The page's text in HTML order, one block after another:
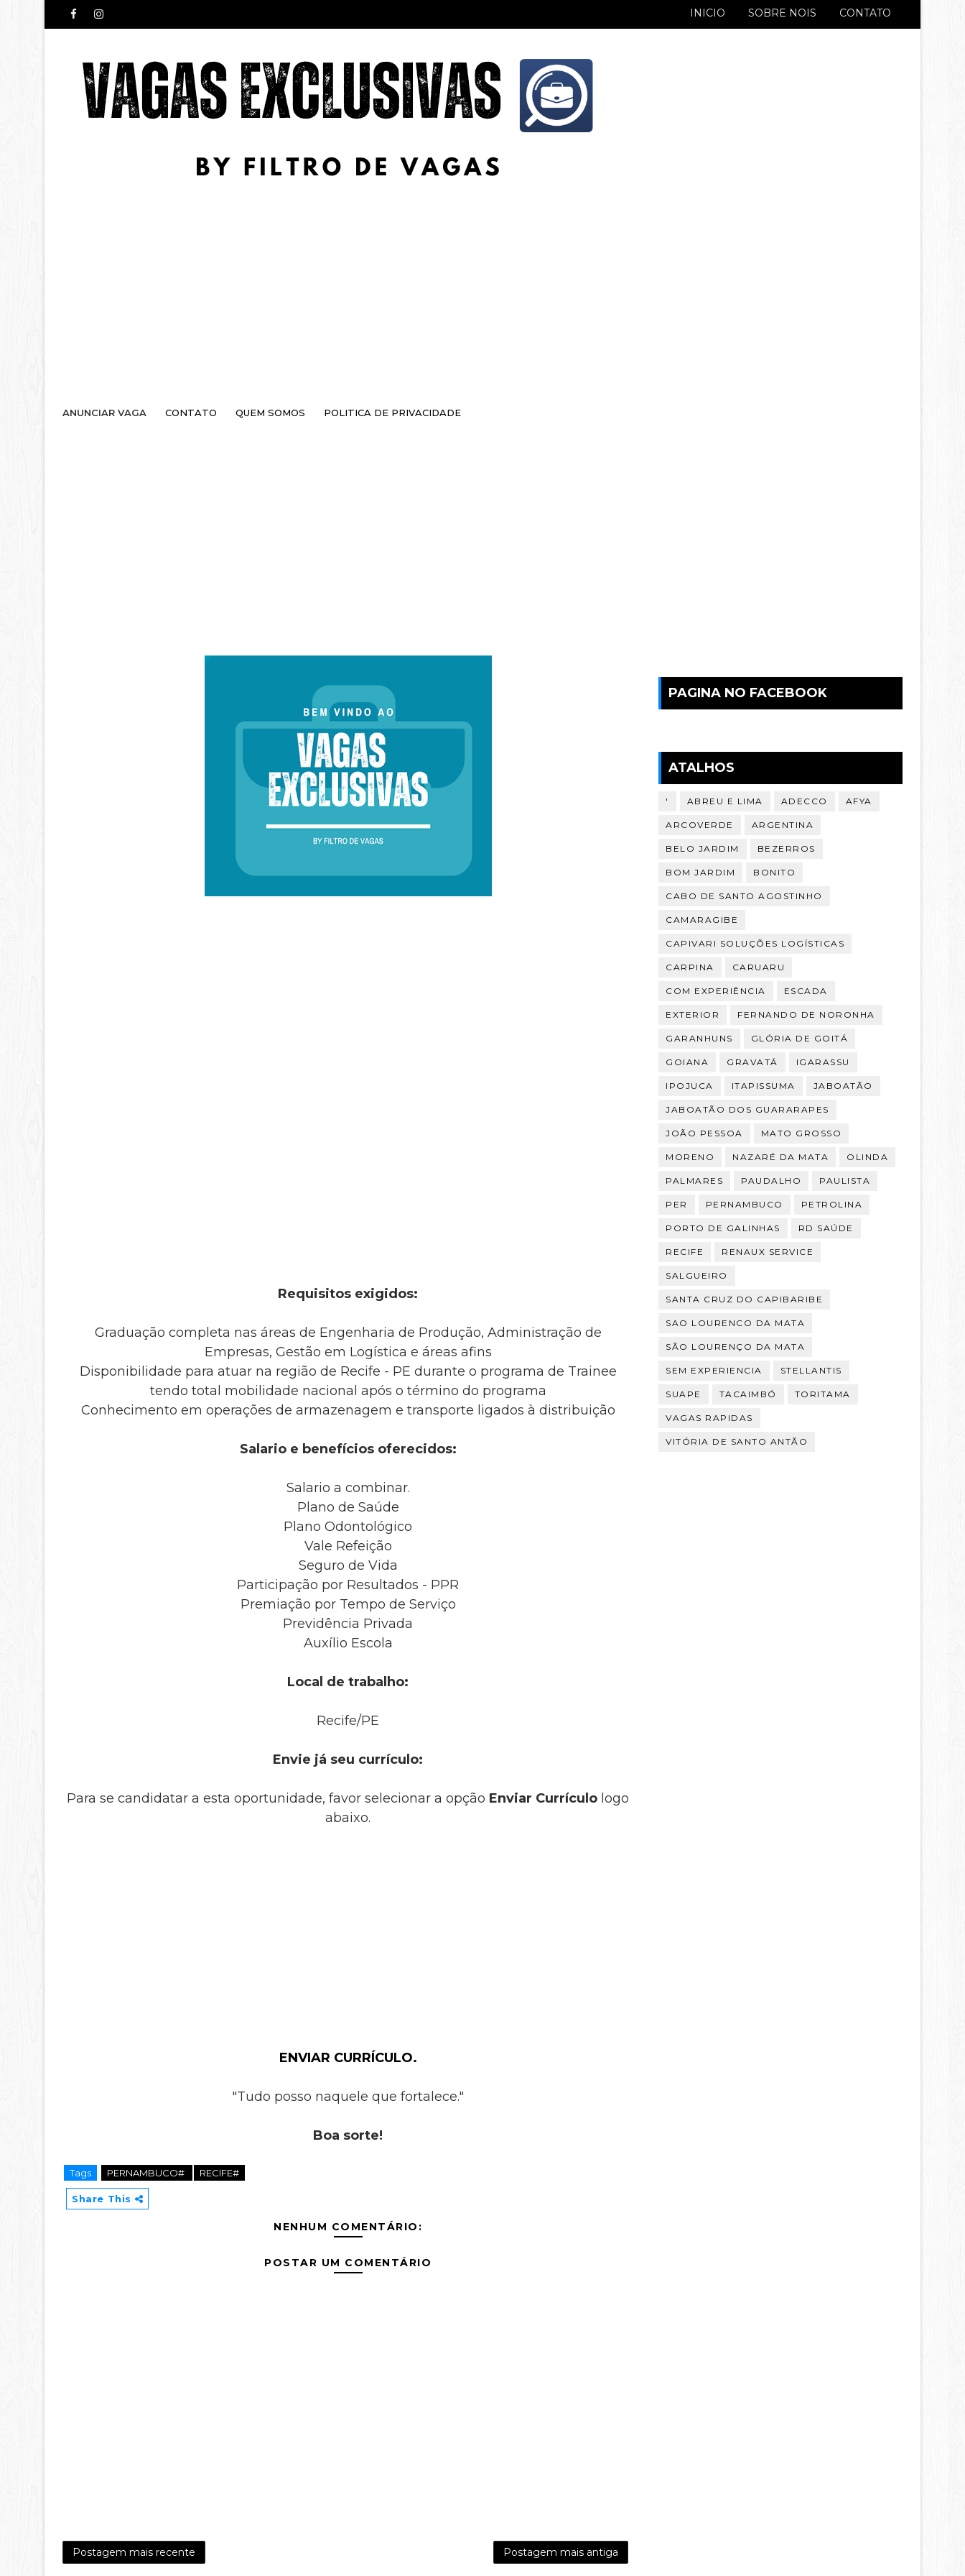
INICIO SOBRE NOIS CONTATO
ANUNCIAR VAGA CONTATO QUEM SOMOS POLITICA DE PRIVACIDADE
Requisitos exigidos:
Graduação completa nas áreas de Engenharia de Produção, Administração de
Empresas, Gestão em Logística e áreas afins
Disponibilidade para atuar na região de Recife - PE durante o programa de Trainee
tendo total mobilidade nacional após o término do programa
Conhecimento em operações de armazenagem e transporte ligados à distribuição
Salario e benefícios oferecidos:
Salario a combinar.
Plano de Saúde
Plano Odontológico
Vale Refeição
Seguro de Vida
Participação por Resultados - PPR
Premiação por Tempo de Serviço
Previdência Privada
Auxílio Escola
Local de trabalho:
Recife/PE
Envie já seu currículo:
Para se candidatar a esta oportunidade, favor selecionar a opção Enviar Currículo logo
abaixo.
ENVIAR CURRÍCULO.
"Tudo posso naquele que fortalece."
Boa sorte!
Tags PERNAMBUCO# RECIFE#
Share This
NENHUM COMENTÁRIO:
POSTAR UM COMENTÁRIO
Postagem mais recente Postagem mais antiga
PAGINA NO FACEBOOK
ATALHOS
' ABREU E LIMA ADECCO AFYA
ARCOVERDE ARGENTINA
BELO JARDIM BEZERROS
BOM JARDIM BONITO
CABO DE SANTO AGOSTINHO
CAMARAGIBE
CAPIVARI SOLUÇÕES LOGÍSTICAS
CARPINA CARUARU
COM EXPERIÊNCIA ESCADA
EXTERIOR FERNANDO DE NORONHA
GARANHUNS GLÓRIA DE GOITÁ
GOIANA GRAVATÁ IGARASSU
IPOJUCA ITAPISSUMA JABOATÃO
JABOATÃO DOS GUARARAPES
JOÃO PESSOA MATO GROSSO
MORENO NAZARÉ DA MATA OLINDA
PALMARES PAUDALHO PAULISTA
PER PERNAMBUCO PETROLINA
PORTO DE GALINHAS RD SAÚDE
RECIFE RENAUX SERVICE
SALGUEIRO
SANTA CRUZ DO CAPIBARIBE
SAO LOURENCO DA MATA
SÃO LOURENÇO DA MATA
SEM EXPERIENCIA STELLANTIS
SUAPE TACAIMBÓ TORITAMA
VAGAS RAPIDAS
VITÓRIA DE SANTO ANTÃO